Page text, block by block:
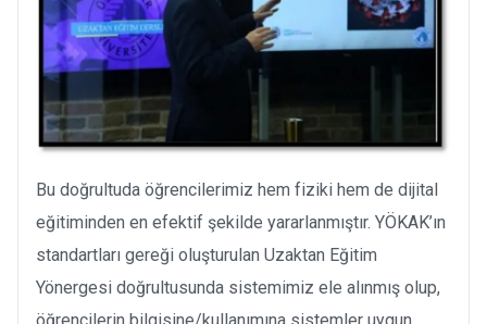
Bu doğrultuda öğrencilerimiz hem fiziki hem de dijital
eğitiminden en efektif şekilde yararlanmıştır. YÖKAK’ın
standartları gereği oluşturulan Uzaktan Eğitim
Yönergesi doğrultusunda sistemimiz ele alınmış olup,
öğrencilerin bilgisine/kullanımına sistemler uygun